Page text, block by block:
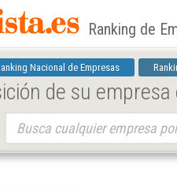
Ranking de
Nacional de Empresas
de su